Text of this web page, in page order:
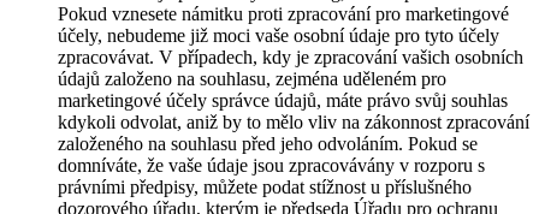
Pokud vznesete námitku proti zpracování pro marketingové
účely, nebudeme již moci vaše osobní údaje pro tyto účely
zpracovávat. V případech, kdy je zpracování vašich osobních
údajů založeno na souhlasu, zejména uděleném pro
marketingové účely správce údajů, máte právo svůj souhlas
kdykoli odvolat, aniž by to mělo vliv na zákonnost zpracování
založeného na souhlasu před jeho odvoláním. Pokud se
domníváte, že vaše údaje jsou zpracovávány v rozporu s
právními předpisy, můžete podat stížnost u příslušného
dozorového úřadu, kterým je předseda Úřadu pro ochranu